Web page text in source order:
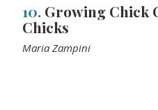
10. Growing Chick
Chicks
Maria Zampini